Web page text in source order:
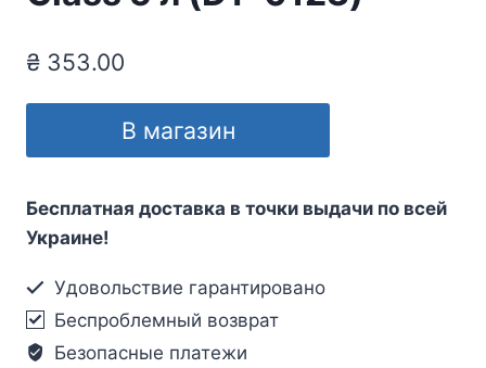
₴ 353.00
В магазин
Бесплатная доставка в точки выдачи по всей
Украине!
Удовольствие гарантировано
Беспроблемный возврат
Безопасные платежи